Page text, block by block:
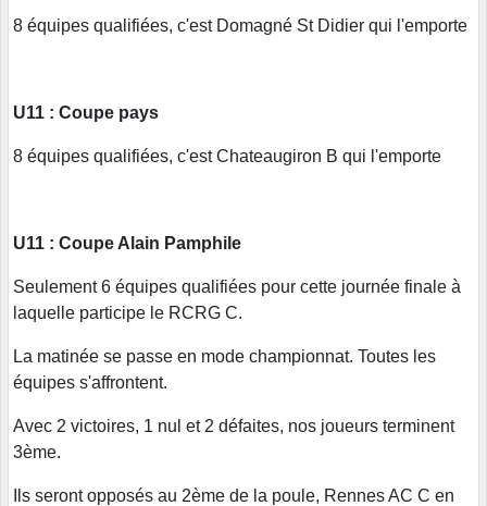
8 équipes qualifiées, c'est Domagné St Didier qui l'emporte
U11 : Coupe pays
8 équipes qualifiées, c'est Chateaugiron B qui l'emporte
U11 : Coupe Alain Pamphile
Seulement 6 équipes qualifiées pour cette journée finale à
laquelle participe le RCRG C.
La matinée se passe en mode championnat. Toutes les
équipes s'affrontent.
Avec 2 victoires, 1 nul et 2 défaites, nos joueurs terminent
3ème.
Ils seront opposés au 2ème de la poule, Rennes AC C en